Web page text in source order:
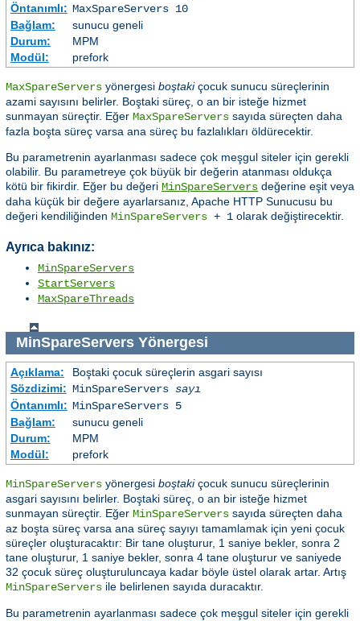
Öntanımlı: MaxSpareServers 10
Bağlam:
sunucu geneli
Durum:
MPM
Modül:
prefork
MaxSpareServers yönergesi boştakiçocuk sunucu süreçlerinin
azami sayısını belirler. Boştaki süreç, o an bir isteğe hizmet
sunmayan süreçtir. Eğer MaxSpareServers sayıda süreçten daha
fazla boşta süreç varsa ana süreç bu fazlalıkları öldürecektir.
Bu parametrenin ayarlanması sadece çok meşgul siteler için gerekli
olabilir. Bu parametreye çok büyük bir değerin atanması oldukça
kötü bir fikirdir. Eğer bu değeri MinSpareServers değerine eşit veya
daha küçük bir değere ayarlarsanız, Apache HTTP Sunucusu bu
değeri kendiliğinden MinSpareServers + 1 olarak değiştirecektir.
Ayrıca bakınız:
MinSpareServers
StartServers
MaxSpareThreads
MinSpareServersYönergesi
Açıklama:
Boştaki çocuk süreçlerin asgari sayısı
Sözdizimi: MinSpareServers sayı
Öntanımlı: MinSpareServers 5
Bağlam:
sunucu geneli
Durum:
MPM
Modül:
prefork
MinSpareServers yönergesi boştakiçocuk sunucu süreçlerinin
asgari sayısını belirler. Boştaki süreç, o an bir isteğe hizmet
sunmayan süreçtir. Eğer MinSpareServers sayıda süreçten daha
az boşta süreç varsa ana süreç sayıyı tamamlamak için yeni çocuk
süreçler oluşturacaktır: Bir tane oluşturur, 1 saniye bekler, sonra 2
tane oluşturur, 1 saniye bekler, sonra 4 tane oluşturur ve saniyede
32 çocuk süreç oluşturuluncaya kadar böyle üstel olarak artar. Artış
MinSpareServers ile belirlenen sayıda duracaktır.
Bu parametrenin ayarlanması sadece çok meşgul siteler için gerekli